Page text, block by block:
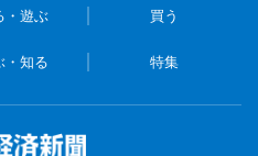
・遊ぶ 買う
・知る 特集